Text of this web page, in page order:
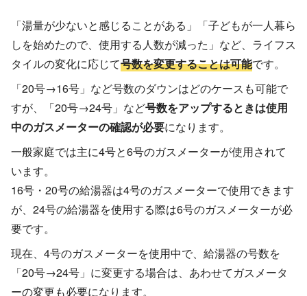
「湯量が少ないと感じることがある」「子どもが一人暮ら
しを始めたので、使用する人数が減った」など、ライフス
タイルの変化に応じて号数を変更することは可能です。
「20号→16号」など号数のダウンはどのケースも可能で
すが、「20号→24号」など号数をアップするときは使用
中のガスメーターの確認が必要になります。
一般家庭では主に4号と6号のガスメーターが使用されて
います。
16号・20号の給湯器は4号のガスメーターで使用できます
が、24号の給湯器を使用する際は6号のガスメーターが必
要です。
現在、4号のガスメーターを使用中で、給湯器の号数を
「20号→24号」に変更する場合は、あわせてガスメータ
ーの変更も必要になります。